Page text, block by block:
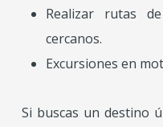
Realizar rutas
cercanos.
Excursiones en
Si buscas un destino